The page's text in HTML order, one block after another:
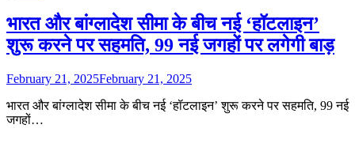
भारत और बांग्लादेश सीमा के बीच नई ‘हॉटलाइन’
शुरू करने पर सहमति, 99 नई जगहों पर लगेगी बाड़
February 21, 2025February 21, 2025
भारत और बांग्लादेश सीमा के बीच नई ‘हॉटलाइन’ शुरू करने पर सहमति, 99 नई
जगहों…